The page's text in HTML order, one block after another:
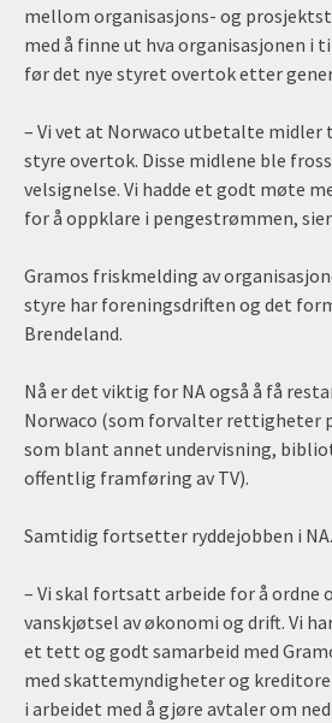
mellom organisasjons- og
med å finne ut hva organisasjonen i
før det nye styret overtok etter
– Vi vet at Norwaco utbetalte
styre overtok. Disse midlene ble
velsignelse. Vi hadde et godt møte
for å oppklare i pengestrømmen,
Gramos friskmelding av
styre har foreningsdriften og det
Brendeland.
Nå er det viktig for NA også å få
Norwaco (som forvalter rettigheter
som blant annet undervisning,
offentlig framføring av TV).
Samtidig fortsetter ryddejobben i NA.
– Vi skal fortsatt arbeide for å ordne
vanskjøtsel av økonomi og drift. Vi
et tett og godt samarbeid med
med skattemyndigheter og
i arbeidet med å gjøre avtaler om